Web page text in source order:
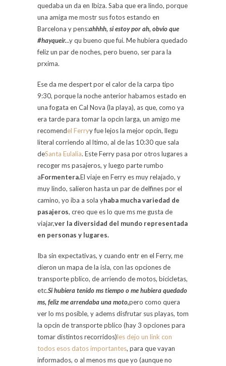
quedaba un da en Ibiza. Saba que era lindo, porque
una amiga me mostr sus fotos estando en
Barcelona y pens:ahhhh, si estoy por ah, obvio que
#hayqueir...y qu bueno que fui. Me hubiera quedado
feliz un par de noches, pero bueno, ser para la
prxima.
Ese da me despert por el calor de la carpa tipo
9:30, porque la noche anterior habamos estado en
una fogata en Cal Nova (la playa), as que, como ya
era tarde para tomar la opcin larga, un amigo me
recomendel Ferryy fue lejos la mejor opcin, llegu
literal corriendo al ltimo, al de las 10:30 que sala
deSanta Eulalia. Este Ferry pasa por otros lugares a
recoger ms pasajeros, y luego parte rumbo
aFormentera.El viaje en Ferry es muy relajado, y
muy lindo, salieron hasta un par de delfines por el
camino, yo iba a sola yhaba mucha variedad de
pasajeros, creo que es lo que ms me gusta de
viajar,ver la diversidad del mundo representada
en personas y lugares.
Iba sin expectativas, y cuando entr en el Ferry, me
dieron un mapa de la isla, con las opciones de
transporte pblico, de arriendo de motos, bicicletas,
etc.Si hubiera tenido ms tiempo o me hubiera quedado
ms, feliz me arrendaba una moto,pero como quera
ver lo ms posible, y adems disfrutar sus playas, tom
la opcin de transporte pblico (hay 3 opciones para
tomar distintos recorridos)les dejo un link con
todos esos datos importantes, para que vayan
informados, o al menos ms que yo (aunque no